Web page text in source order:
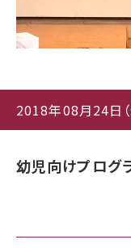
2018年08月24日（
幼児向けプログ